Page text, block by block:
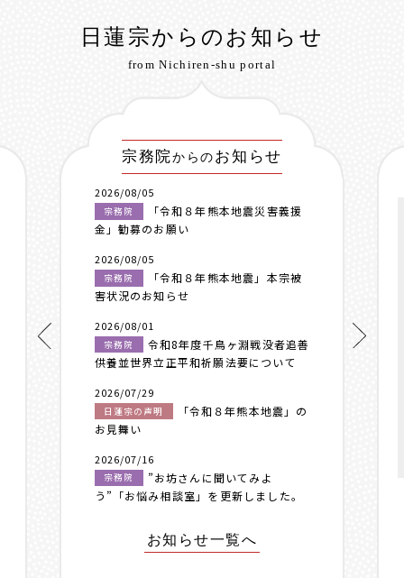
日蓮宗からのお知らせ
from Nichiren-shu portal
宗務院からのお知らせ
2026/08/05
宗務院
「令和８年熊本地震災害義援
金」勧募のお願い
2026/08/05
宗務院
「令和８年熊本地震」本宗被
害状況のお知らせ
2026/08/01
宗務院
令和8年度千鳥ヶ淵戦没者追善
供養並世界立正平和祈願法要について
2026/07/29
日蓮宗の声明
「令和８年熊本地震」の
お見舞い
2026/07/16
宗務院
”お坊さんに聞いてみよ
う”「お悩み相談室」を更新しました。
お知らせ一覧へ